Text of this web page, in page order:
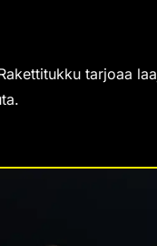
tarjoaa